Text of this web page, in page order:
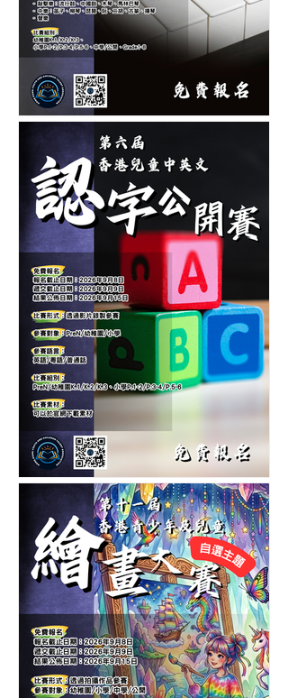
第十二屆香港青少年及兒童
音樂大賽-音樂比賽-鋼琴比
賽-管弦樂比賽
第六屆香港兒童中英文認字
公開賽-認字比賽